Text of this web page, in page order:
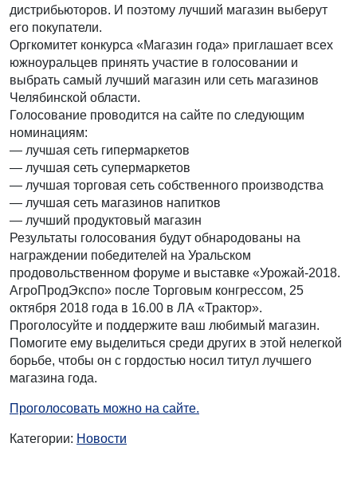
дистрибьюторов. И поэтому лучший магазин выберут
его покупатели.
Оргкомитет конкурса «Магазин года» приглашает всех
южноуральцев принять участие в голосовании и
выбрать самый лучший магазин или сеть магазинов
Челябинской области.
Голосование проводится на сайте по следующим
номинациям:
— лучшая сеть гипермаркетов
— лучшая сеть супермаркетов
— лучшая торговая сеть собственного производства
— лучшая сеть магазинов напитков
— лучший продуктовый магазин
Результаты голосования будут обнародованы на
награждении победителей на Уральском
продовольственном форуме и выставке «Урожай-2018.
АгроПродЭкспо» после Торговым конгрессом, 25
октября 2018 года в 16.00 в ЛА «Трактор».
Проголосуйте и поддержите ваш любимый магазин.
Помогите ему выделиться среди других в этой нелегкой
борьбе, чтобы он с гордостью носил титул лучшего
магазина года.
Проголосовать можно на сайте.
Категории: Новости